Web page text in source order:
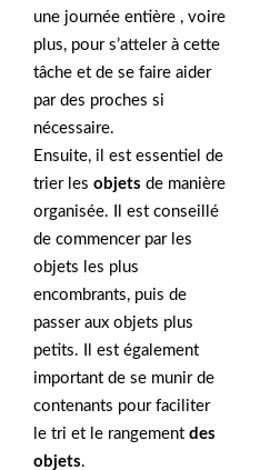
une journée entière , voire
plus, pour s’atteler à cette
tâche et de se faire aider
par des proches si
nécessaire.
Ensuite, il est essentiel de
trier les objets de manière
organisée. Il est conseillé
de commencer par les
objets les plus
encombrants, puis de
passer aux objets plus
petits. Il est également
important de se munir de
contenants pour faciliter
le tri et le rangement des
objets.